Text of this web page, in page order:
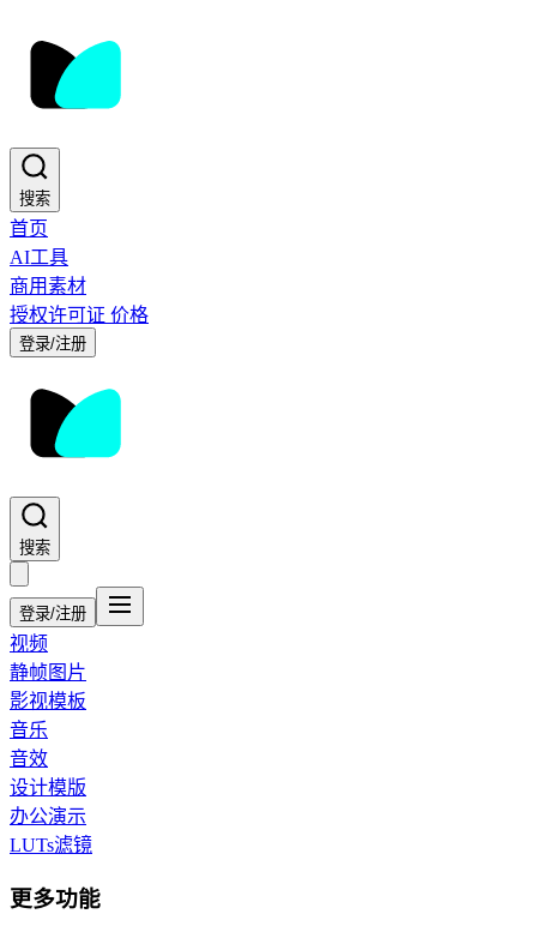
搜索
首页
AI工具
商用素材
授权许可证 价格
登录/注册
搜索
登录/注册
视频
静帧图片
影视模板
音乐
音效
设计模版
办公演示
LUTs滤镜
更多功能